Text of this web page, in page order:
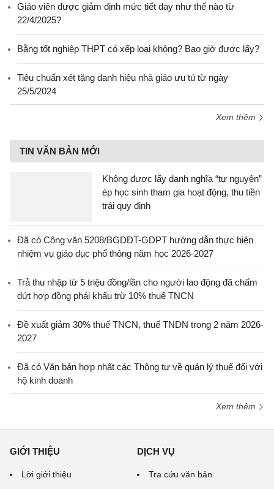
Giáo viên được giảm định mức tiết dạy như thế nào từ
22/4/2025?
Bằng tốt nghiệp THPT có xếp loại không? Bao giờ được lấy?
Tiêu chuẩn xét tặng danh hiệu nhà giáo ưu tú từ ngày
25/5/2024
Xem thêm
TIN VĂN BẢN MỚI
Không được lấy danh nghĩa “tự nguyện”
ép học sinh tham gia hoạt động, thu tiền
trái quy định
Đã có Công văn 5208/BGDĐT-GDPT hướng dẫn thực hiện
nhiệm vụ giáo dục phổ thông năm học 2026-2027
Trả thu nhập từ 5 triệu đồng/lần cho người lao động đã chấm
dứt hợp đồng phải khấu trừ 10% thuế TNCN
Đề xuất giảm 30% thuế TNCN, thuế TNDN trong 2 năm 2026-
2027
Đã có Văn bản hợp nhất các Thông tư về quản lý thuế đối với
hộ kinh doanh
Xem thêm
GIỚI THIỆU
Lời giới thiệu
DỊCH VỤ
Tra cứu văn bản